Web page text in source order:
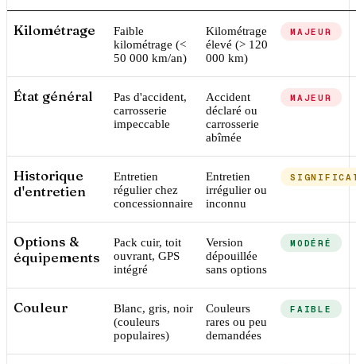
Kilométrage
Faible
kilométrage (<
50 000 km/an)
Kilométrage
élevé (> 120
000 km)
MAJEUR
État général
Pas d'accident,
carrosserie
impeccable
Accident
déclaré ou
carrosserie
abîmée
MAJEUR
Historique
d'entretien
Entretien
régulier chez
concessionnaire
Entretien
irrégulier ou
inconnu
Options &
équipements
Pack cuir, toit
ouvrant, GPS
intégré
Version
dépouillée
sans options
MODÉRÉ
Couleur
Blanc, gris, noir
(couleurs
populaires)
Couleurs
rares ou peu
demandées
FAIBLE